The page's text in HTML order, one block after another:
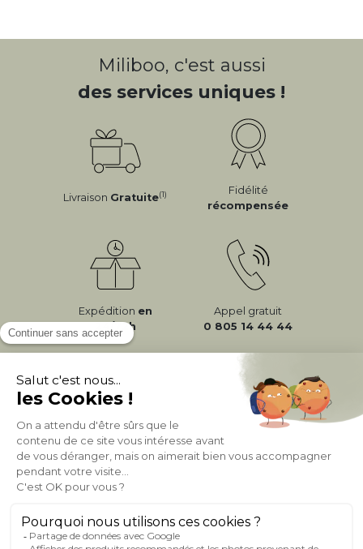
Miliboo, c'est aussi
des services uniques !
Livraison Gratuite(1)
Fidélité
récompensée
Expédition en
24/72h
Appel gratuit
0 805 14 44 44
À PROPOS DE MILIBOO
AIDE & CONTACT